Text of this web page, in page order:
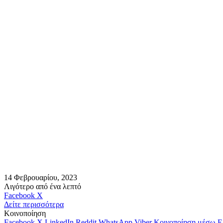
14 Φεβρουαρίου, 2023
Λιγότερο από ένα λεπτό
Facebook X
μέσω
E-
Δείτε περισσότερα
Κοινοποίηση